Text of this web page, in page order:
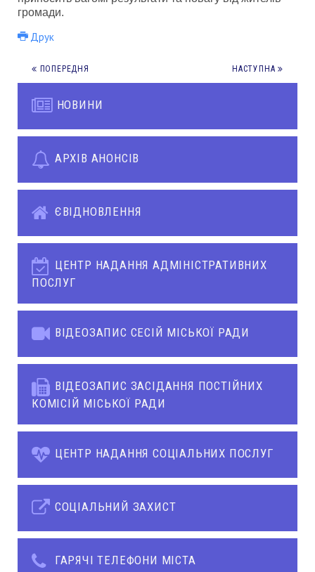
громади.
Друк
ПОПЕРЕДНЯ НАСТУПНА
НОВИНИ
АРХІВ АНОНСІВ
ЄВІДНОВЛЕННЯ
ЦЕНТР НАДАННЯ АДМІНІСТРАТИВНИХ
ПОСЛУГ
ВІДЕОЗАПИС СЕСІЙ МІСЬКОЇ РАДИ
ВІДЕОЗАПИС ЗАСІДАННЯ ПОСТІЙНИХ
КОМІСІЙ МІСЬКОЇ РАДИ
ЦЕНТР НАДАННЯ СОЦІАЛЬНИХ ПОСЛУГ
СОЦІАЛЬНИЙ ЗАХИСТ
ГАРЯЧІ ТЕЛЕФОНИ МІСТА